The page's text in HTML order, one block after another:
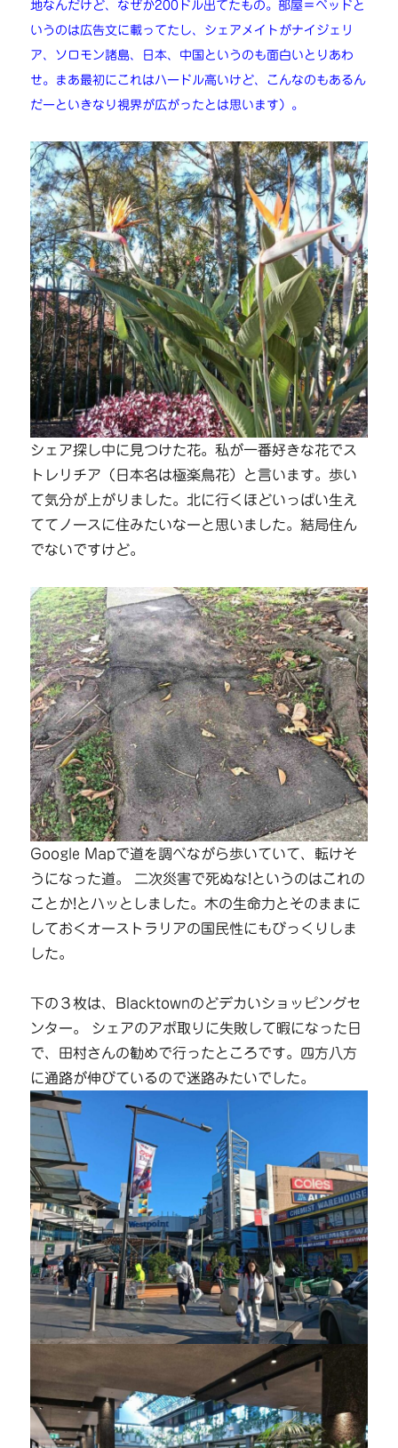
地なんだけど、なぜか200ドル出てたもの。部屋＝ベッドと
いうのは広告文に載ってたし、シェアメイトがナイジェリ
ア、ソロモン諸島、日本、中国というのも面白いとりあわ
せ。まあ最初にこれはハードル高いけど、こんなのもあるん
だーといきなり視界が広がったとは思います）。
シェア探し中に見つけた花。私が一番好きな花でス
トレリチア（日本名は極楽鳥花）と言います。歩い
て気分が上がりました。北に行くほどいっぱい生え
ててノースに住みたいなーと思いました。結局住ん
でないですけど。
Google Mapで道を調べながら歩いていて、転けそ
うになった道。 二次災害で死ぬな!というのはこれの
ことか!とハッとしました。木の生命力とそのままに
しておくオーストラリアの国民性にもびっくりしま
した。
下の３枚は、Blacktownのどデカいショッピングセ
ンター。 シェアのアポ取りに失敗して暇になった日
で、田村さんの勧めで行ったところです。四方八方
に通路が伸びているので迷路みたいでした。